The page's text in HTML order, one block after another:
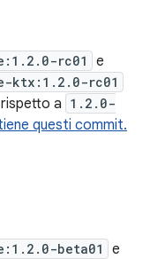
rc01 e
ktx:1.2.0-rc01
a 1.2.0-
questi commit.
beta01 e